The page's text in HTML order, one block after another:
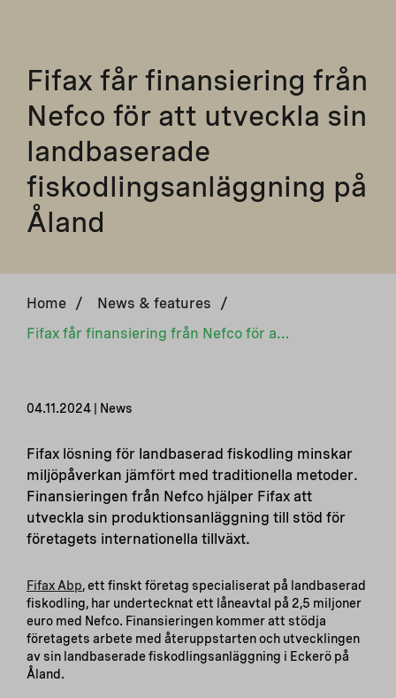
Fifax får finansiering från
Nefco för att utveckla sin
landbaserade
fiskodlingsanläggning på
Åland
Home / News & features
/
Fifax får finansiering från Nefco för att utveckla sin landbaserade fiskodlingsanläggning på Åland
04.11.2024 | News
Fifax lösning för landbaserad fiskodling minskar
miljöpåverkan jämfört med traditionella metoder.
Finansieringen från Nefco hjälper Fifax att
utveckla sin produktionsanläggning till stöd för
företagets internationella tillväxt.
Fifax Abp, ett finskt företag specialiserat på landbaserad
fiskodling, har undertecknat ett låneavtal på 2,5 miljoner
euro med Nefco. Finansieringen kommer att stödja
företagets arbete med återuppstarten och utvecklingen
av sin landbaserade fiskodlingsanläggning i Eckerö på
Åland.